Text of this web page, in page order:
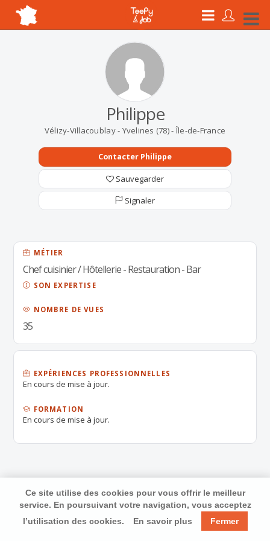
Philippe
Vélizy-Villacoublay - Yvelines (78) - Île-de-France
Contacter Philippe
Sauvegarder
Signaler
MÉTIER
Chef cuisinier / Hôtellerie - Restauration - Bar
SON EXPERTISE
NOMBRE DE VUES
35
EXPÉRIENCES PROFESSIONNELLES
En cours de mise à jour.
FORMATION
En cours de mise à jour.
Ce site utilise des cookies pour vous offrir le meilleur
service. En poursuivant votre navigation, vous acceptez
l’utilisation des cookies.
En savoir plus Fermer